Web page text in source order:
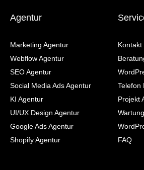
Agentur
Marketing Agentur
Webflow Agentur
SEO Agentur
Social Media Ads Agentur
KI Agentur
UI/UX Design Agentur
Google Ads Agentur
Shopify Agentur
Kontakt
Telefon
Projekt
FAQ